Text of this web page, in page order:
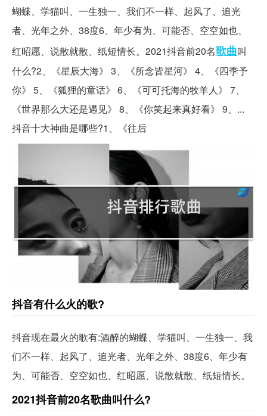
蝴蝶、学猫叫、一生独一、我们不一样、起风了、追光
者、光年之外、38度6、年少有为、可能否、空空如也、
红昭愿、说散就散、纸短情长。2021抖音前20名歌曲叫
什么?2、《星辰大海》 3、《所念皆星河》 4、《四季予
你》 5、《狐狸的童话》 6、《可可托海的牧羊人》 7、
《世界那么大还是遇见》 8、《你笑起来真好看》 9、...
抖音十大神曲是哪些?1、《往后
抖音有什么火的歌?
抖音现在最火的歌有:酒醉的蝴蝶、学猫叫、一生独一、我
们不一样、起风了、追光者、光年之外、38度6、年少有
为、可能否、空空如也、红昭愿、说散就散、纸短情长。
2021抖音前20名歌曲叫什么?